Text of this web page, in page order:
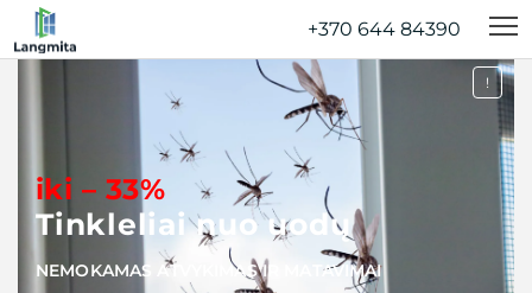
+370 644 84390‬
!
iki – 33%
Tinkleliai nuo uodų
NEMOKAMAS ATVYKIMAS IR MATAVIMAI